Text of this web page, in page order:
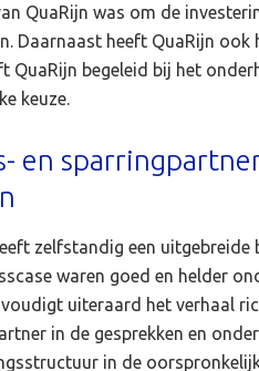
QuaRijn was om de
Daarnaast heeft QuaRijn ook
QuaRijn begeleid bij het
keuze.
en
zelfstandig een
waren goed en helder
uiteraard het verhaal
in de gesprekken en
in de